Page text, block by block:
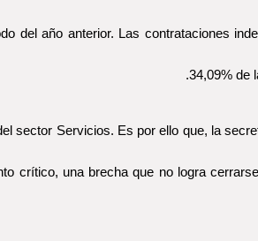
del año anterior. Las contrataciones
34,09% de
sector Servicios. Es por ello que, la
crítico, una brecha que no logra